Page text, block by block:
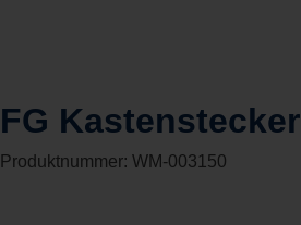
FG Kastenstecker
Produktnummer: WM-003150